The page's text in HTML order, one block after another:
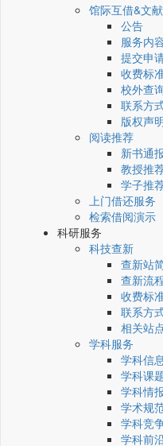
馆际互借&文
公告
服务内
提交申
收费标
校外查
联系方
版权声
阅读推荐
新书通
教授推
学子推
上门借还服务
检索借阅演示
科研服务
科技查新
查新站
查新流
收费标
联系方
相关站
学科服务
学科信
学科课
学科情
学术规
学科竞
学科前